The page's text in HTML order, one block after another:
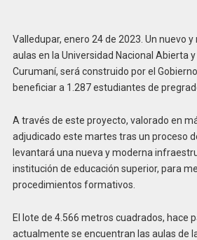
Valledupar, enero 24 de 2023. Un nuevo
aulas en la Universidad Nacional Abierta y
Curumaní, será construido por el
beneficiar a 1.287 estudiantes de
A través de este proyecto, valorado en
adjudicado este martes tras un proceso
levantará una nueva y moderna
institución de educación superior, para
procedimientos formativos.
El lote de 4.566 metros cuadrados, hace
actualmente se encuentran las aulas de